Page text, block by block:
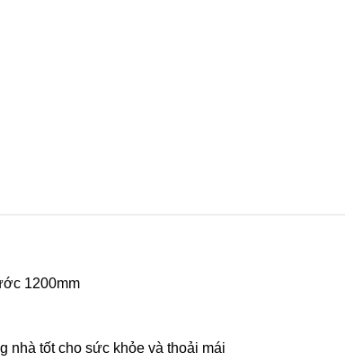
1200mm
nhà tốt cho sức khỏe và thoải mái